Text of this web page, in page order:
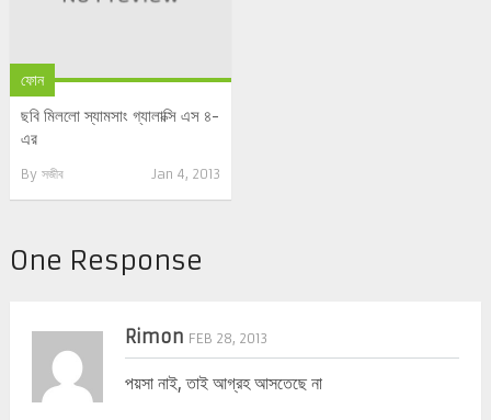
ফোন
ছবি মিললো স্যামসাং গ্যালাক্সি এস ৪-
এর
By সজীব Jan 4, 2013
One Response
Rimon FEB 28, 2013
পয়সা নাই, তাই আগ্রহ আসতেছে না